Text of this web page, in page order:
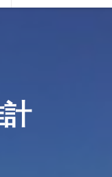
画学習コース」